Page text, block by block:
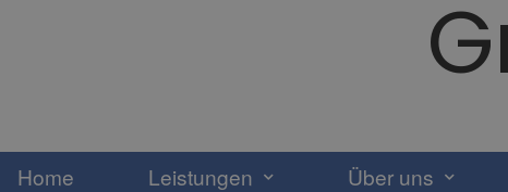
Home Leistungen Über uns